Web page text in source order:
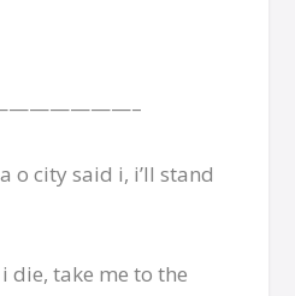
o city said i, i’ll stand
die, take me to the